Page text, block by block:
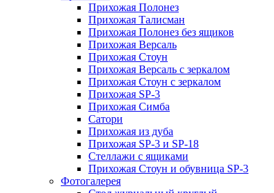
Прихожая Полонез
Прихожая Талисман
Прихожая Полонез без ящиков
Прихожая Версаль
Прихожая Стоун
Прихожая Версаль с зеркалом
Прихожая Стоун с зеркалом
Прихожая SP-3
Прихожая Симба
Сатори
Прихожая из дуба
Прихожая SP-3 и SP-18
Стеллажи с ящиками
Прихожая Стоун и обувница SP-3
Фотогалерея